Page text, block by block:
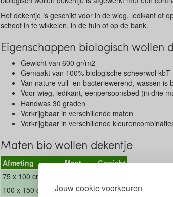
Jouw cookie voorkeuren
Het dekentje is geschikt voor in de wieg, ledikant of
schoot in te wikkelen, in de tuin of op de bank.
Eigenschappen biologisch wollen
Gewicht van 600 gr/m2
Gemaakt van 100% biologische scheerwol kbT
Van nature vuil- en bacteriewerend, wassen is
Voor wieg, ledikant, eenpersoonsbed (in drie
Handwas 30 graden
Verkrijgbaar in verschillende maten
Verkrijgbaar in verschillende
Maten bio wollen dekentje
Afmeting Maat
Gewicht
75 x 100 cm.
100 x 150 cm.
Ledikant
900 gr.